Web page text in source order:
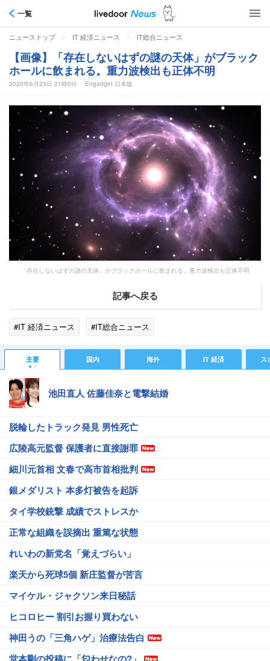
一覧
ニューストップ > IT 経済ニュース > IT総合ニュース
【画像】「存在しないはずの謎の天体」がブラック
ホールに飲まれる。重力波検出も正体不明
2020年6月25日 21時0分 Engadget 日本版
「存在しないはずの謎の天体」がブラックホールに飲まれる。重力波検出も正体不明
記事へ戻る
#IT 経済ニュース #IT総合ニュース
主要 国内 海外 IT 経済 ス
池田直人 佐藤佳奈と電撃結婚
脱輪したトラック発見 男性死亡
広陵高元監督 保護者に直接謝罪
細川元首相 文春で高市首相批判
銀メダリスト 本多灯被告を起訴
タイ学校銃撃 成績でストレスか
正常な組織を誤摘出 重篤な状態
れいわの新党名「覚えづらい」
楽天から死球5個 新庄監督が苦言
マイケル・ジャクソン来日秘話
ヒコロヒー 割引お握り買わない
神田うの「三角ハゲ」治療法告白